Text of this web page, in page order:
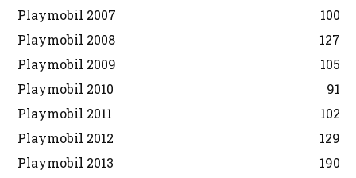
Playmobil 2007
100
Playmobil 2008
127
Playmobil 2009
105
Playmobil 2010
91
Playmobil 2011
102
Playmobil 2012
129
Playmobil 2013
190